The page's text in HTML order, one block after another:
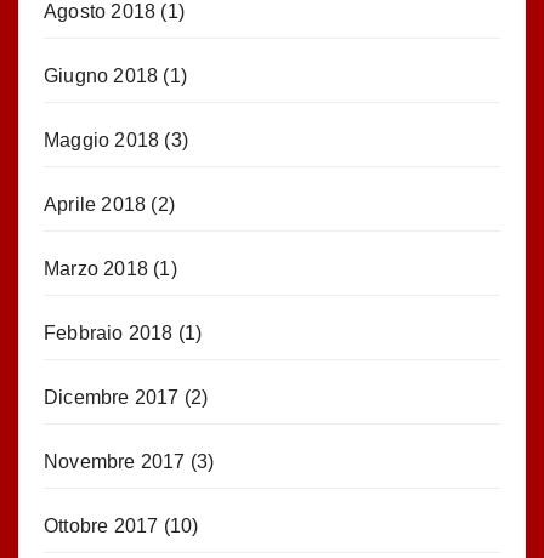
Agosto 2018 (1)
Giugno 2018 (1)
Maggio 2018 (3)
Aprile 2018 (2)
Marzo 2018 (1)
Febbraio 2018 (1)
Dicembre 2017 (2)
Novembre 2017 (3)
Ottobre 2017 (10)